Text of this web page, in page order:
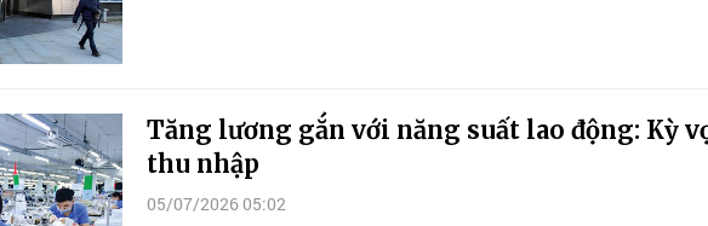
Tăng lương gắn với năng suất lao động: Kỳ
thu nhập
05/07/2026 05:02